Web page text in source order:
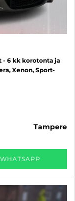
- 6 kk korotonta ja
Xenon, Sport-
tampere
WHATSAPP